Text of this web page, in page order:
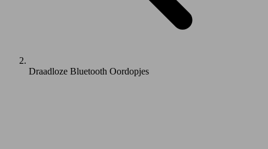
Draadloze Bluetooth Oordopjes